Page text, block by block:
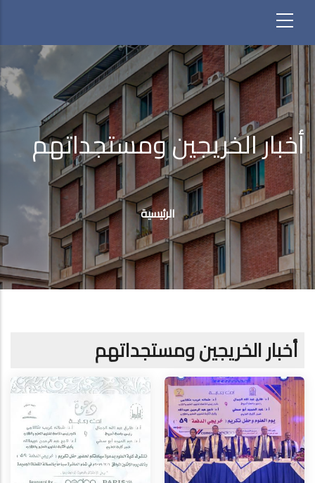
أخبار الخريجين ومستجداتهم
مسار
التنقل
الرئيسية
أخبار الخريجين ومستجداتهم